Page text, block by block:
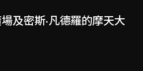
及密斯·凡德羅的摩天大